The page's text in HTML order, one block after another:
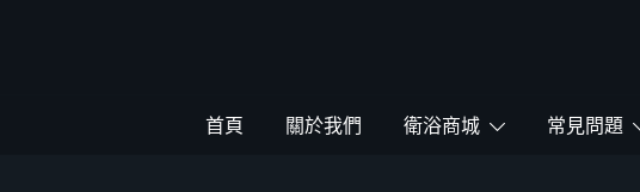
首頁 關於我們 衛浴商城 常見問題